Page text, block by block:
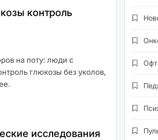
контроль
на поту: люди с
глюкозы без уколов,
исследования